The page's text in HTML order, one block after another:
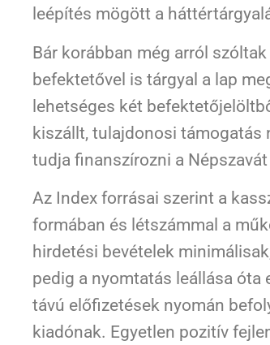
leépítés mögött a
Bár korábban még arról
befektetővel is tárgyal a lap
lehetséges két
kiszállt, tulajdonosi
tudja finanszírozni a
Az Index forrásai szerint a
formában és létszámmal a
hirdetési bevételek
pedig a nyomtatás leállása óta
távú előfizetések nyomán
kiadónak. Egyetlen pozitív